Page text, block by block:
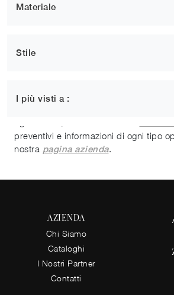
Materiale
Stile
I più visti a :
Se ci verrai ad incontrare ti
preventivi e informazioni di ogni tipo
nostra pagina azienda.
AZIENDA
Chi Siamo
Cataloghi
I Nostri Partner
Contatti